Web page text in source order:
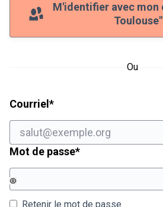
M'identifier avec mon
Ou
Courriel *Champ obligatoire
Mot de passe*Champ
Retenir le mot de passe